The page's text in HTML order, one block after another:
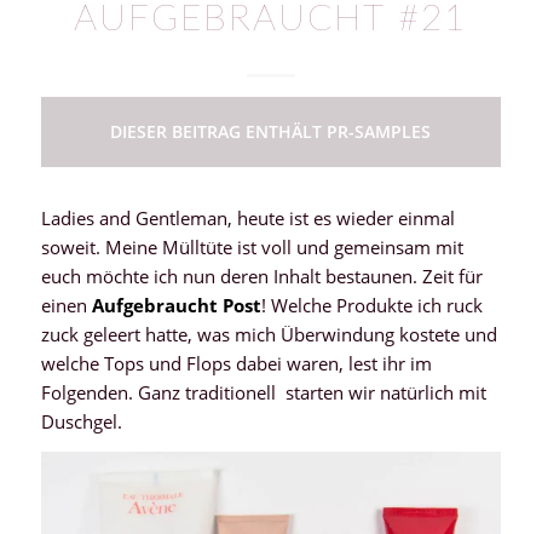
AUFGEBRAUCHT #21
DIESER BEITRAG ENTHÄLT PR-SAMPLES
Ladies and Gentleman, heute ist es wieder einmal
soweit. Meine Mülltüte ist voll und gemeinsam mit
euch möchte ich nun deren Inhalt bestaunen. Zeit für
einen Aufgebraucht Post! Welche Produkte ich ruck
zuck geleert hatte, was mich Überwindung kostete und
welche Tops und Flops dabei waren, lest ihr im
Folgenden. Ganz traditionell starten wir natürlich mit
Duschgel.